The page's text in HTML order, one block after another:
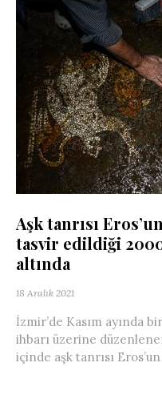
Aşk tanrısı
tasvir edildiği
altında
18 Aralık 2021
İzmir’de Kasım ayında
ihbarı üzerine
içinde aşk tanrısı